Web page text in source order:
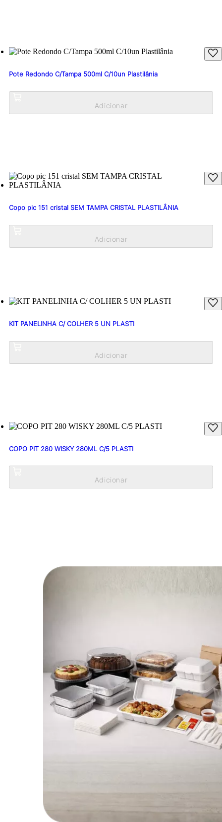
Pote Redondo C/Tampa 500ml C/10un Plastilânia
Copo pic 151 cristal SEM TAMPA CRISTAL PLASTILÂNIA
KIT PANELINHA C/ COLHER 5 UN PLASTI
COPO PIT 280 WISKY 280ML C/5 PLASTI